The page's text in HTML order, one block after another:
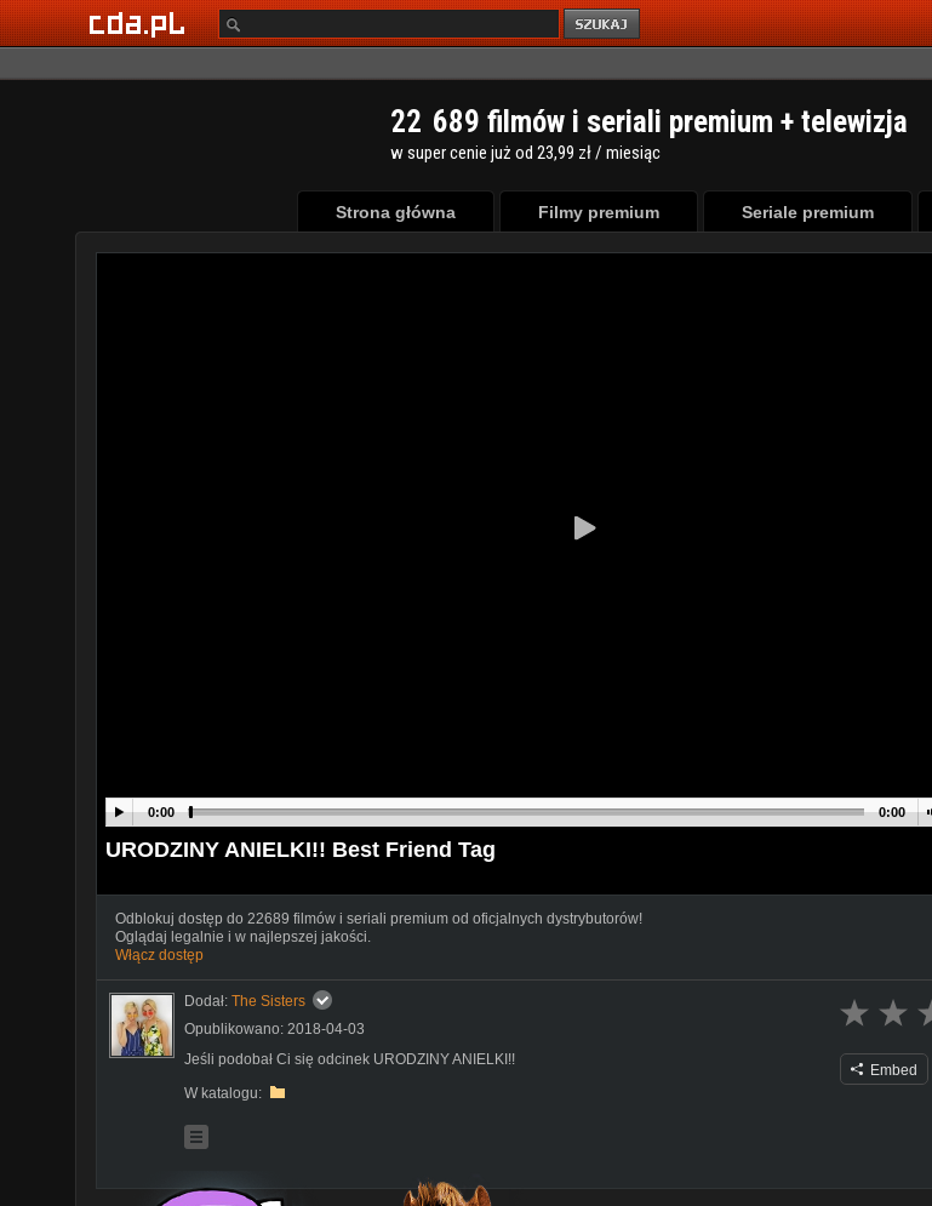
22 689 filmów i seriali premium + telewizja
w super cenie już od 23,99 zł / miesiąc
Strona główna Filmy premium Seriale premium
0:00 0:00
URODZINY ANIELKI!! Best Friend Tag
Odblokuj dostęp do 22689 filmów i seriali premium od oficjalnych dystrybutorów!
Oglądaj legalnie i w najlepszej jakości.
Włącz dostęp
Dodał: The Sisters
Opublikowano: 2018-04-03
Jeśli podobał Ci się odcinek URODZINY ANIELKI!!
W katalogu:
Embed